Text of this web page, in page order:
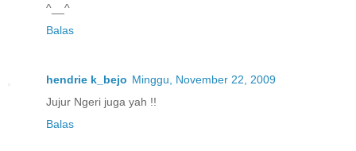
^__^
Balas
hendrie k_bejo Minggu, November 22, 2009
Jujur Ngeri juga yah !!
Balas